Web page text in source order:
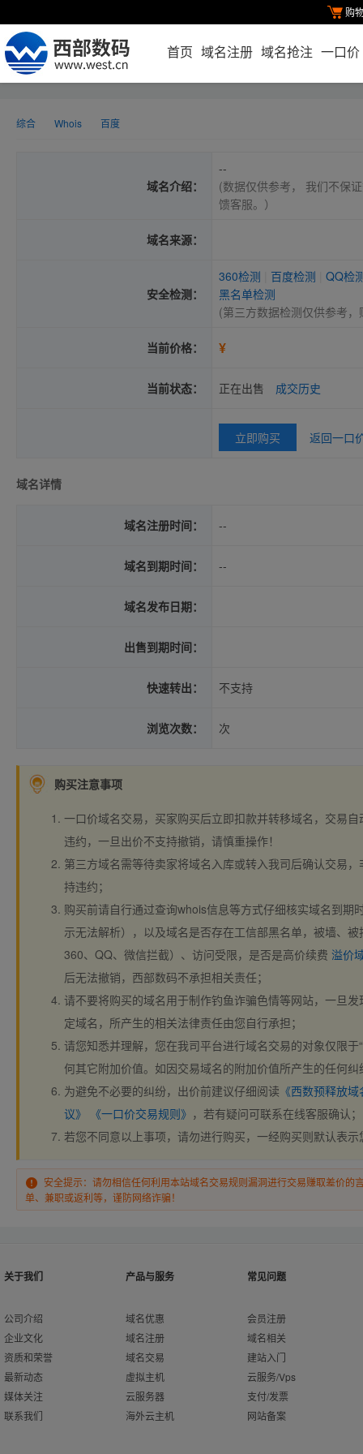
购
首页 域名注册 域名抢注 一口价
综合 Whois 百度
域名介绍：
--
(数据仅供参考， 我们不保
馈客服。）
域名来源：
安全检测：
360检测 百度检测
QQ检
黑名单检测
(第三方数据检测仅供参考
当前价格： ¥
当前状态： 正在出售 成交历史
立即购买 返回一口
域名详情
域名注册时间： --
域名到期时间： --
域名发布日期：
出售到期时间：
快速转出： 不支持
浏览次数： 次
购买注意事项
一口价域名交易，买家购买后立即扣款并转移域名，交易
违约，一旦出价不支持撤销，请慎重操作！
第三方域名需等待卖家将域名入库或转入我司后确认交易
持违约；
购买前请自行通过查询whois信息等方式仔细核实域名到期
示无法解析），以及域名是否存在工信部黑名单，被墙、
360、QQ、微信拦截）、访问受限，是否是高价续费 溢价
后无法撤销，西部数码不承担相关责任；
请不要将购买的域名用于制作钓鱼诈骗色情等网站，一旦
定域名，所产生的相关法律责任由您自行承担；
请您知悉并理解，您在我司平台进行域名交易的对象仅限于
何其它附加价值。如因交易域名的附加价值所产生的任何
为避免不必要的纠纷，出价前建议仔细阅读 《西数预释放
议》
《一口价交易规则》 ，若有疑问可联系在线客服确认；
若您不同意以上事项，请勿进行购买，一经购买则默认表
安全提示：请勿相信任何利用本站域名交易规则漏洞进行交易赚取差价的
单、兼职或返利等，谨防网络诈骗！
关于我们
公司介绍
企业文化
资质和荣誉
最新动态
媒体关注
联系我们
产品与服务
域名优惠
域名注册
域名交易
虚拟主机
云服务器
海外云主机
常见问题
会员注册
域名相关
建站入门
云服务/Vps
支付/发票
网站备案